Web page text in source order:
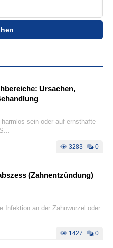
Ursachen,
sein oder auf ernsthafte
3283 0
(Zahnentzündung)
Infektion an der Zahnwurzel oder
1427 0